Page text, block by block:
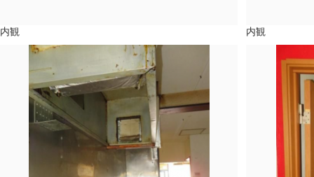
内観 内観